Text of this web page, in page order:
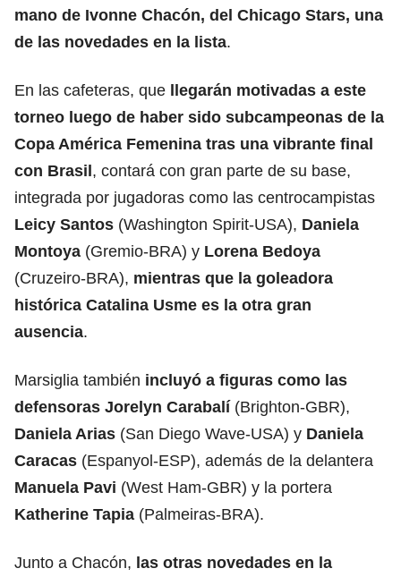
mano de Ivonne Chacón, del Chicago Stars, una
de las novedades en la lista.
En las cafeteras, que llegarán motivadas a este
torneo luego de haber sido subcampeonas de la
Copa América Femenina tras una vibrante final
con Brasil, contará con gran parte de su base,
integrada por jugadoras como las centrocampistas
Leicy Santos (Washington Spirit-USA), Daniela
Montoya (Gremio-BRA) y Lorena Bedoya
(Cruzeiro-BRA), mientras que la goleadora
histórica Catalina Usme es la otra gran
ausencia.
Marsiglia también incluyó a figuras como las
defensoras Jorelyn Carabalí(Brighton-GBR),
Daniela Arias (San Diego Wave-USA) y Daniela
Caracas (Espanyol-ESP), además de la delantera
Manuela Pavi (West Ham-GBR) y la portera
Katherine Tapia (Palmeiras-BRA).
Junto a Chacón, las otras novedades en la